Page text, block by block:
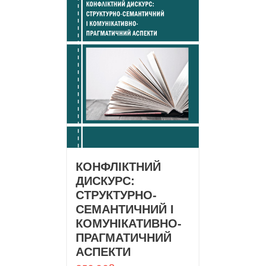
КОНФЛІКТНИЙ
ДИСКУРС:
СТРУКТУРНО-
СЕМАНТИЧНИЙ І
КОМУНІКАТИВНО-
ПРАГМАТИЧНИЙ
АСПЕКТИ